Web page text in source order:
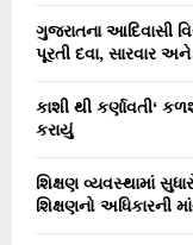
ગુજરાતના આદિવાસી
પૂરતી દવા, સારવાર
કાશી થી કર્ણાવતી‘
કરાયું
શિક્ષણ વ્યવસ્થામાં
શિક્ષણનો અધિકારની